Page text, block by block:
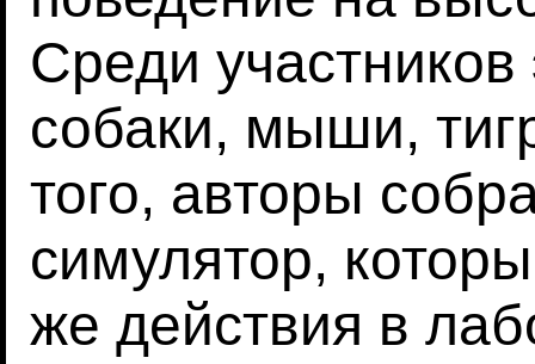
Среди
собаки, мыши,
того, авторы
симулятор,
же действия в